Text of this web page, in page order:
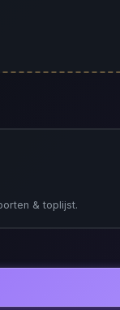
& toplijst.